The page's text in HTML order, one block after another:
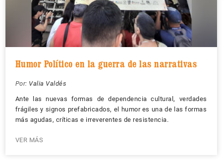
Humor Político en la guerra de las narrativas
Por: Valia Valdés
Ante las nuevas formas de dependencia cultural, verdades
frágiles y signos prefabricados, el humor es una de las formas
más agudas, críticas e irreverentes de resistencia.
VER MÁS